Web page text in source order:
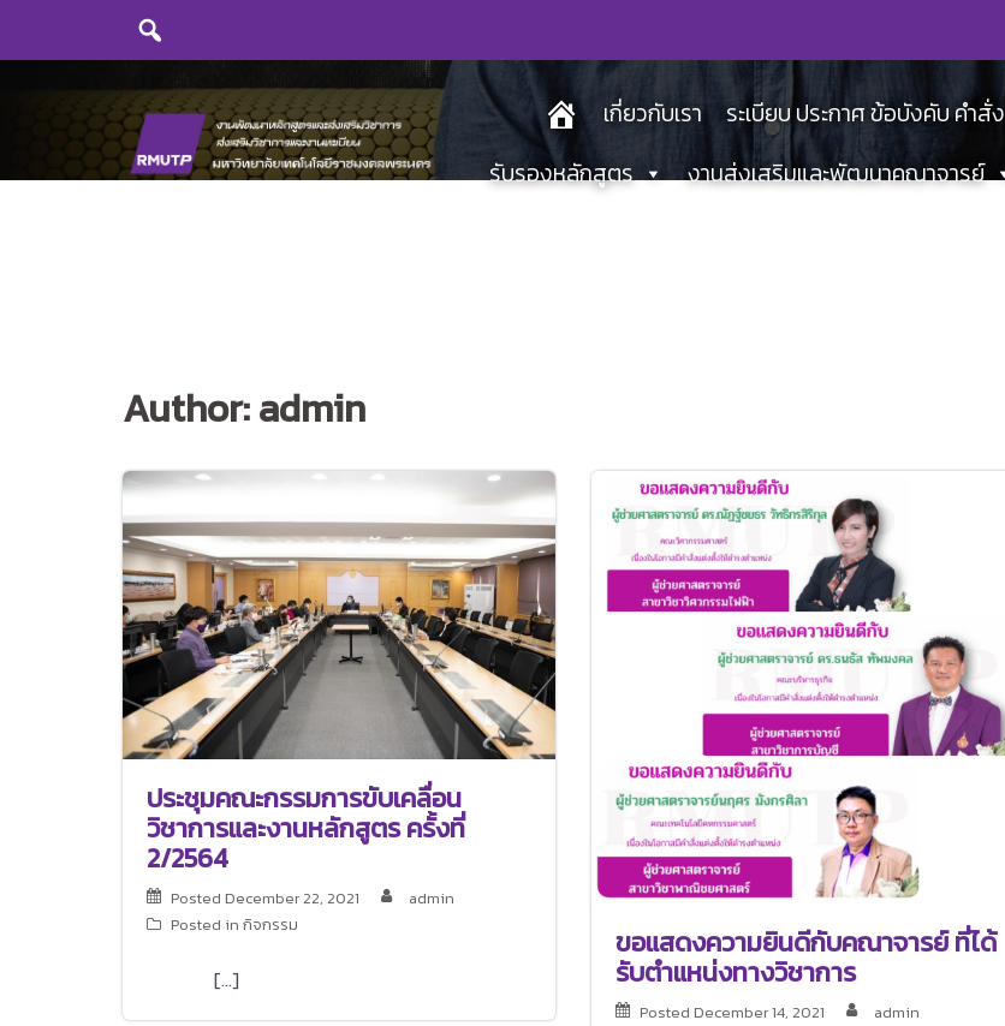
เกี่ยวกับเรา ระเบียบ ประกาศ ข้อบังคับ คำสั่ง
รับรองหลักสูตร
งานส่งเสริมและพัฒนาคณาจารย์
Author:admin
ประชุมคณะกรรมการขับเคลื่อน
วิชาการและงานหลักสูตร ครั้งที่
2/2564
Posted December 22, 2021
admin
Posted in กิจกรรม
[…]
ขอแสดงความยินดีกับคณาจารย์ ที่ได้
รับตำแหน่งทางวิชาการ
Posted December 14, 2021
admin